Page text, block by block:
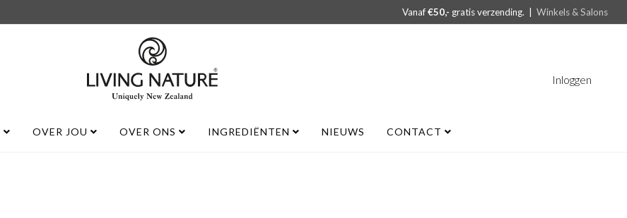
Vanaf€50,- gratis verzending. |Winkels & Salons
Inloggen
OVER JOU OVER ONS INGREDIËNTEN NIEUWS CONTACT